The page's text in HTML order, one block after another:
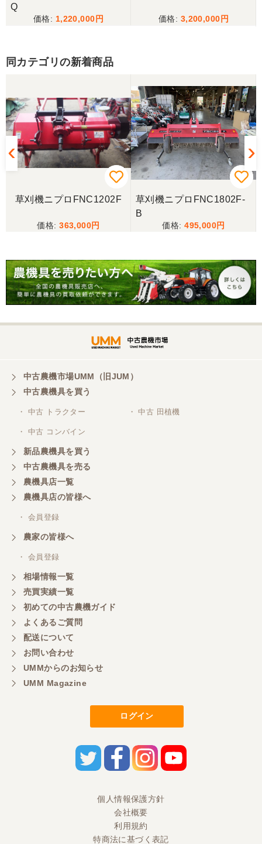
当方の要望に対して、素早く対応していただき感謝
スタッフの鈴木さんが親切で機械に詳しく 丁寧にご
対応頂きました。 ありがとう！ 少し距離はあります
が、今後も農機具を買う際はのうき屋さんを利用し
ようと思います。
三重県／miraisann
写真と現物が違いすぎる
こちらの、対応も、よく、大変、満足、です。
三重県／谷本勝美
こちらの、対応、も、よくして、くれました。
対応も、よくしてくれました、有難うございまし
三重県／山本
対応ありがとうございました。
三重県／山本
共立シュレッターを受け取りました。 状態は問題な
く、エンジンも調子がよさそうです。 ありがとうご
ざいました。
三重県／
嫌な顔をせずに一生懸命頑張ってくれる中山さんに
感謝しています。ここで3台買いましたが、これから
もよろしくお願いしたいです。
三重県／
初めてコンバインを買いに行ったのですが、とても
明るい方に担当していただき細かく説明して下さっ
てとても嬉しかったです。
担当さんの説明が丁寧で分かりやすく、急な要望に
も迅速に対応して頂き非常に助かりました。
三重県／
とても良い対応でした。また利用したいです。
Q
1,220,000 3,200,000
同カテゴリの新着商品
草刈機ニプロFNC1202F
363,000
草刈機ニプロFNC1802F-
B
495,000
中古農機市場UMM（旧JUM）
中古農機具を買う
・ 中古 トラクター ・ 中古 田植機
・ 中古 コンバイン
新品農機具を買う
中古農機具を売る
農機具店一覧
農機具店の皆様へ
・ 会員登録
農家の皆様へ
・ 会員登録
相場情報一覧
売買実績一覧
初めての中古農機ガイド
よくあるご質問
配送について
お問い合わせ
UMMからのお知らせ
UMM Magazine
ログイン
個人情報保護方針
会社概要
利用規約
特商法に基づく表記